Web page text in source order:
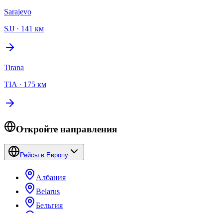
Sarajevo
SJJ · 141 км
Tirana
TIA · 175 км
Откройте направления
Рейсы в Европу
Албания
Belarus
Бельгия